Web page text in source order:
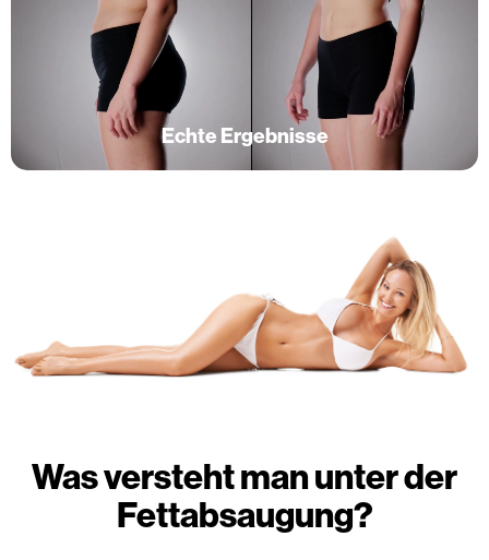
Echte Ergebnisse
Was versteht man unter der
Fettabsaugung?